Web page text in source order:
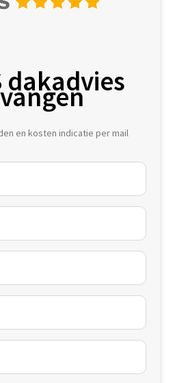
dakadvies
en kosten indicatie per mail